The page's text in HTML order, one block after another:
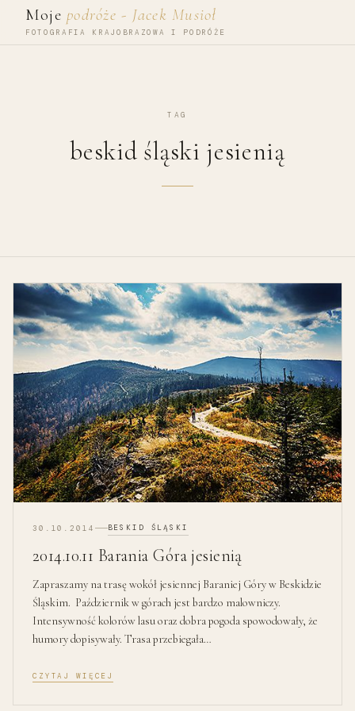
Przejdź do treści
Mojepodróże - Jacek Musioł
FOTOGRAFIA KRAJOBRAZOWA I PODRÓŻE
TAG
beskid śląski jesienią
30.10.2014 BESKID ŚLĄSKI
2014.10.11 Barania Góra jesienią
Zapraszamy na trasę wokół jesiennej Baraniej Góry w Beskidzie
Śląskim. Październik w górach jest bardzo malowniczy.
Intensywność kolorów lasu oraz dobra pogoda spowodowały, że
humory dopisywały. Trasa przebiegała…
CZYTAJ WIĘCEJ